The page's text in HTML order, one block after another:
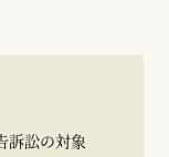
訴訟の対象